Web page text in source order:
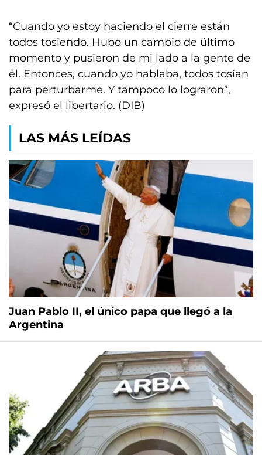
“Cuando yo estoy haciendo el cierre están
todos tosiendo. Hubo un cambio de último
momento y pusieron de mi lado a la gente de
él. Entonces, cuando yo hablaba, todos tosían
para perturbarme. Y tampoco lo lograron”,
expresó el libertario. (DIB)
LAS MÁS LEÍDAS
Juan Pablo II, el único papa que llegó a la
Argentina